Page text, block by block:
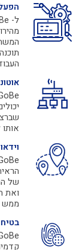
וידאו
של
ואת
ממש